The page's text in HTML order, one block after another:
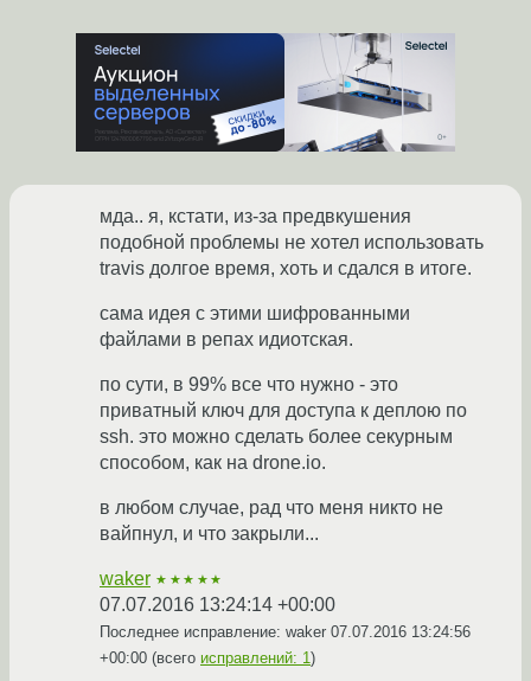
мда.. я, кстати, из-за предвкушения
подобной проблемы не хотел использовать
travis долгое время, хоть и сдался в итоге.
сама идея с этими шифрованными
файлами в репах идиотская.
по сути, в 99% все что нужно - это
приватный ключ для доступа к деплою по
ssh. это можно сделать более секурным
способом, как на drone.io.
в любом случае, рад что меня никто не
вайпнул, и что закрыли...
waker ★★★★★
07.07.2016 13:24:14 +00:00
Последнее исправление: waker 07.07.2016 13:24:56
+00:00 (всего исправлений: 1)